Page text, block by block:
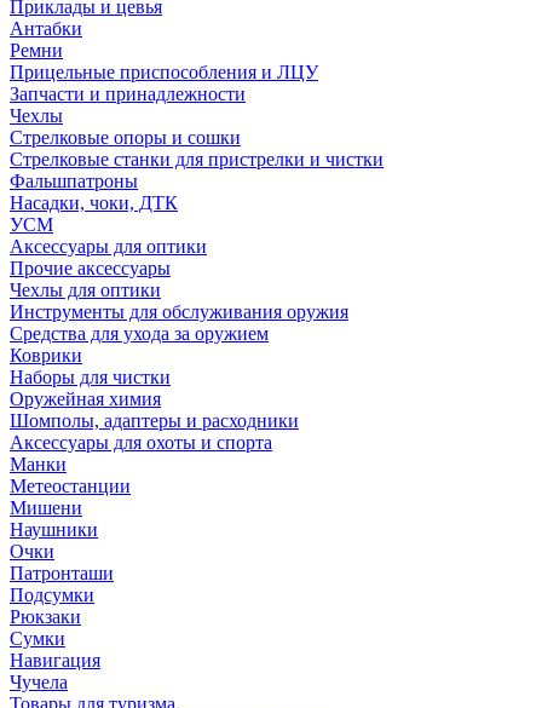
Приклады и цевья
Антабки
Ремни
Прицельные приспособления и ЛЦУ
Запчасти и принадлежности
Чехлы
Стрелковые опоры и сошки
Стрелковые станки для пристрелки и чистки
Фальшпатроны
Насадки, чоки, ДТК
УСМ
Аксессуары для оптики
Прочие аксессуары
Чехлы для оптики
Инструменты для обслуживания оружия
Средства для ухода за оружием
Коврики
Наборы для чистки
Оружейная химия
Шомполы, адаптеры и расходники
Аксессуары для охоты и спорта
Манки
Метеостанции
Мишени
Наушники
Очки
Патронташи
Подсумки
Рюкзаки
Сумки
Навигация
Чучела
Товары для туризма